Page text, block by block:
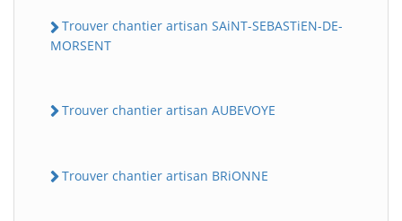
Trouver chantier artisan SAiNT-SEBASTiEN-DE-
MORSENT
Trouver chantier artisan AUBEVOYE
Trouver chantier artisan BRiONNE